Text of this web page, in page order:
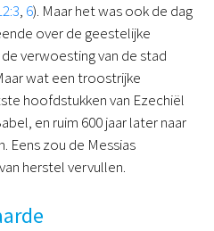
, 6). Maar het was ook de dag
over de geestelijke
verwoesting van de stad
wat een troostrijke
hoofdstukken van Ezechiël
en ruim 600 jaar later naar
Eens zou de Messias
herstel vervullen.